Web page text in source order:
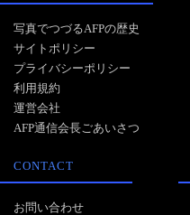
写真でつづるAFPの歴史
サイトポリシー
プライバシーポリシー
利用規約
運営会社
AFP通信会長ごあいさつ
CONTACT
お問い合わせ